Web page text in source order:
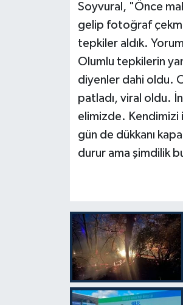
Soyvural, "Önce
gelip fotoğraf
tepkiler aldık.
Olumlu tepkilerin
diyenler dahi oldu.
patladı, viral oldu.
elimizde. Kendimizi
gün de dükkanı
durur ama şimdilik